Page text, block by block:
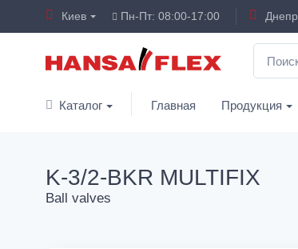
Киев Пн-Пт: 08:00-17:00 Днепр
Каталог Главная Продукция
K-3/2-BKR MULTIFIX
Ball valves